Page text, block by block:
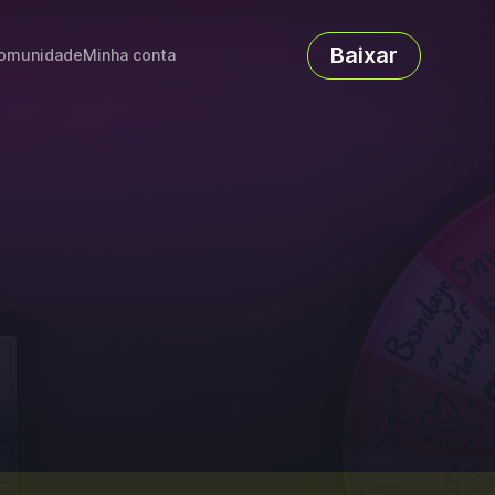
Minha conta Baixar